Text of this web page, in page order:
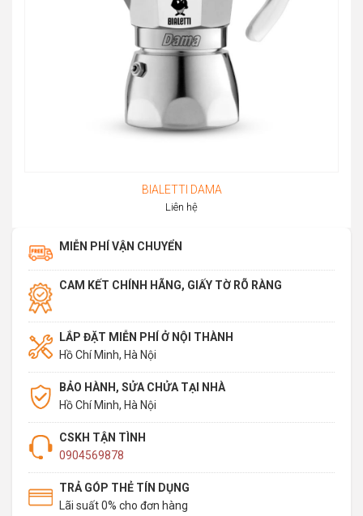
BIALETTI DAMA
Liên hệ
MIỄN PHÍ VẬN CHUYỂN
CAM KẾT CHÍNH HÃNG, GIẤY TỜ RÕ RÀNG
LẮP ĐẶT MIỄN PHÍ Ở NỘI THÀNH
Hồ Chí Minh, Hà Nội
BẢO HÀNH, SỬA CHỬA TẠI NHÀ
Hồ Chí Minh, Hà Nội
CSKH TẬN TÌNH
0904569878
TRẢ GÓP THẺ TÍN DỤNG
Lãi suất 0% cho đơn hàng